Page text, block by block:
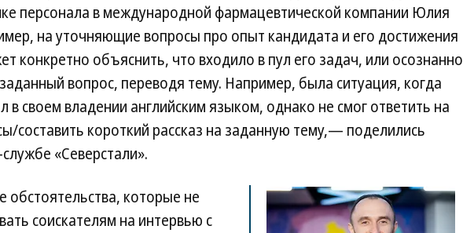
персонала в международной фармацевтической компании Юлия
на уточняющие вопросы про опыт кандидата и его достижения
конкретно объяснить, что входило в пул его задач, или осознанно
вопрос, переводя тему. Например, была ситуация, когда
в своем владении английским языком, однако не смог ответить на
составить короткий рассказ на заданную тему,— поделились
«Северстали».
обстоятельства, которые не
соискателям на интервью с